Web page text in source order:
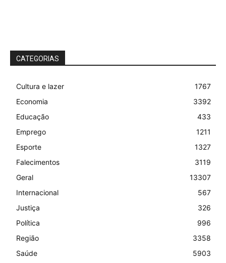
CATEGORIAS
Cultura e lazer
1767
Economia
3392
Educação
433
Emprego
1211
Esporte
1327
Falecimentos
3119
Geral
13307
Internacional
567
Justiça
326
Política
996
Região
3358
Saúde
5903